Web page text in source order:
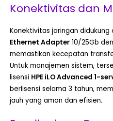
Konektivitas dan
Konektivitas jaringan didukung
Ethernet Adapter 10/25Gb
memastikan kecepatan
Untuk manajemen sistem,
lisensi HPE iLO Advanced 1-
berlisensi selama 3 tahun,
jauh yang aman dan efisien.